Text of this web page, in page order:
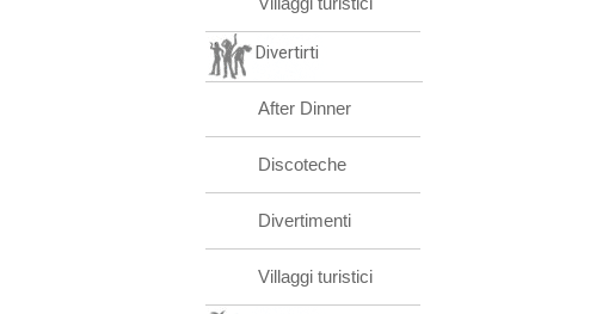
Divertirti
After Dinner
Discoteche
Divertimenti
Villaggi turistici